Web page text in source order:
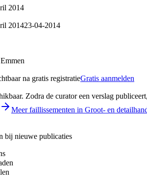
2014
201423-04-2014
na gratis registratieGratis aanmelden
Zodra de curator een verslag
Meer faillissementen in Groot- en
bij nieuwe publicaties